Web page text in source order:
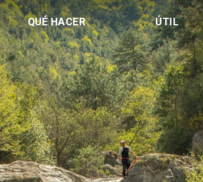
QUÉ HACER ÚTIL